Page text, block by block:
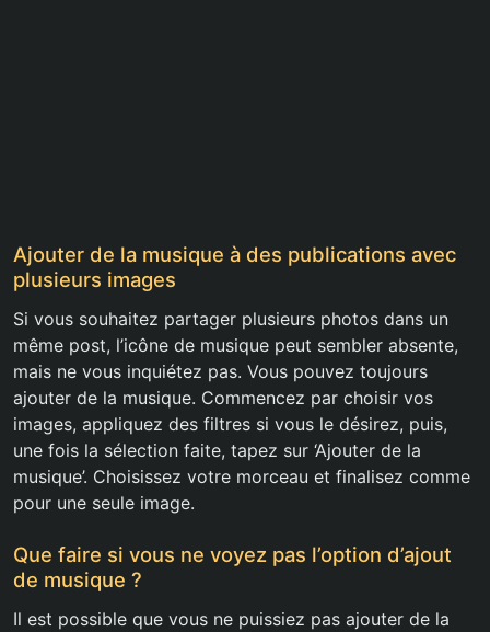
Ajouter de la musique à des publications avec
plusieurs images
Si vous souhaitez partager plusieurs photos dans un
même post, l’icône de musique peut sembler absente,
mais ne vous inquiétez pas. Vous pouvez toujours
ajouter de la musique. Commencez par choisir vos
images, appliquez des filtres si vous le désirez, puis,
une fois la sélection faite, tapez sur ‘Ajouter de la
musique’. Choisissez votre morceau et finalisez comme
pour une seule image.
Que faire si vous ne voyez pas l’option d’ajout
de musique ?
Il est possible que vous ne puissiez pas ajouter de la